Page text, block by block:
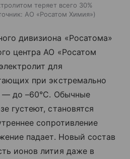
теряет всего 30%
АО «Росатом Химия»
дивизиона «Росатома»
центра АО «Росатом
электролит для
при экстремально
— до –60°C. Обычные
густеют, становятся
сопротивление
падает. Новый состав
ионов лития даже в